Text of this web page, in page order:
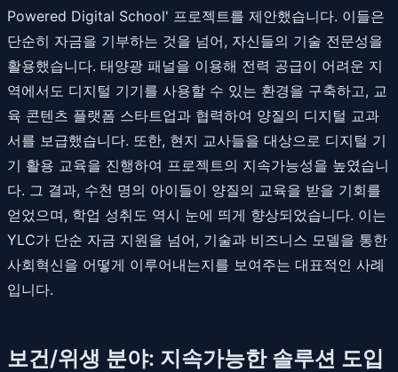
Powered Digital School' 프로젝트를 제안했습니다. 이들은
단순히 자금을 기부하는 것을 넘어, 자신들의 기술 전문성을
활용했습니다. 태양광 패널을 이용해 전력 공급이 어려운 지
역에서도 디지털 기기를 사용할 수 있는 환경을 구축하고, 교
육 콘텐츠 플랫폼 스타트업과 협력하여 양질의 디지털 교과
서를 보급했습니다. 또한, 현지 교사들을 대상으로 디지털 기
기 활용 교육을 진행하여 프로젝트의 지속가능성을 높였습니
다. 그 결과, 수천 명의 아이들이 양질의 교육을 받을 기회를
얻었으며, 학업 성취도 역시 눈에 띄게 향상되었습니다. 이는
YLC가 단순 자금 지원을 넘어, 기술과 비즈니스 모델을 통한
사회혁신을 어떻게 이루어내는지를 보여주는 대표적인 사례
입니다.
보건/위생 분야: 지속가능한 솔루션 도입